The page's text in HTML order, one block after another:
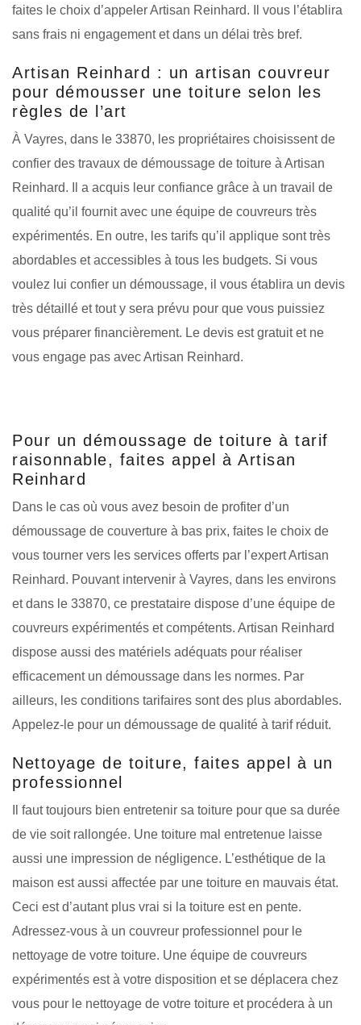
faites le choix d’appeler Artisan Reinhard. Il vous l’établira
sans frais ni engagement et dans un délai très bref.
Artisan Reinhard : un artisan couvreur
pour démousser une toiture selon les
règles de l’art
À Vayres, dans le 33870, les propriétaires choisissent de
confier des travaux de démoussage de toiture à Artisan
Reinhard. Il a acquis leur confiance grâce à un travail de
qualité qu’il fournit avec une équipe de couvreurs très
expérimentés. En outre, les tarifs qu’il applique sont très
abordables et accessibles à tous les budgets. Si vous
voulez lui confier un démoussage, il vous établira un devis
très détaillé et tout y sera prévu pour que vous puissiez
vous préparer financièrement. Le devis est gratuit et ne
vous engage pas avec Artisan Reinhard.
Pour un démoussage de toiture à tarif
raisonnable, faites appel à Artisan
Reinhard
Dans le cas où vous avez besoin de profiter d’un
démoussage de couverture à bas prix, faites le choix de
vous tourner vers les services offerts par l’expert Artisan
Reinhard. Pouvant intervenir à Vayres, dans les environs
et dans le 33870, ce prestataire dispose d’une équipe de
couvreurs expérimentés et compétents. Artisan Reinhard
dispose aussi des matériels adéquats pour réaliser
efficacement un démoussage dans les normes. Par
ailleurs, les conditions tarifaires sont des plus abordables.
Appelez-le pour un démoussage de qualité à tarif réduit.
Nettoyage de toiture, faites appel à un
professionnel
Il faut toujours bien entretenir sa toiture pour que sa durée
de vie soit rallongée. Une toiture mal entretenue laisse
aussi une impression de négligence. L’esthétique de la
maison est aussi affectée par une toiture en mauvais état.
Ceci est d’autant plus vrai si la toiture est en pente.
Adressez-vous à un couvreur professionnel pour le
nettoyage de votre toiture. Une équipe de couvreurs
expérimentés est à votre disposition et se déplacera chez
vous pour le nettoyage de votre toiture et procédera à un